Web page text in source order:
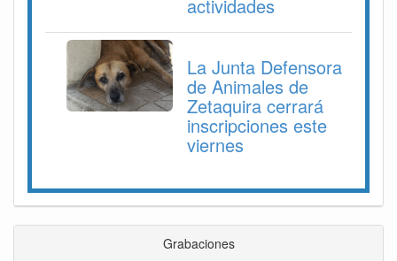
actividades
La Junta Defensora
de Animales de
Zetaquira cerrará
inscripciones este
viernes
Grabaciones